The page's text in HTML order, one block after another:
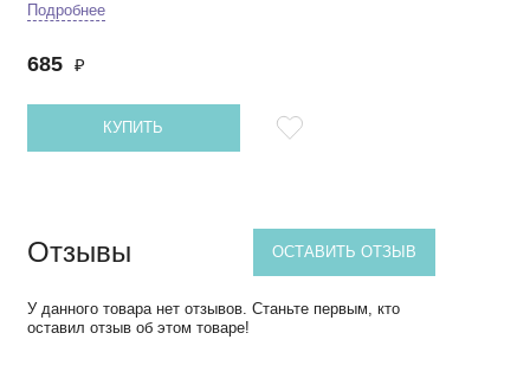
Подробнее
685 ₽
КУПИТЬ
Отзывы ОСТАВИТЬ ОТЗЫВ
У данного товара нет отзывов. Станьте первым, кто
оставил отзыв об этом товаре!